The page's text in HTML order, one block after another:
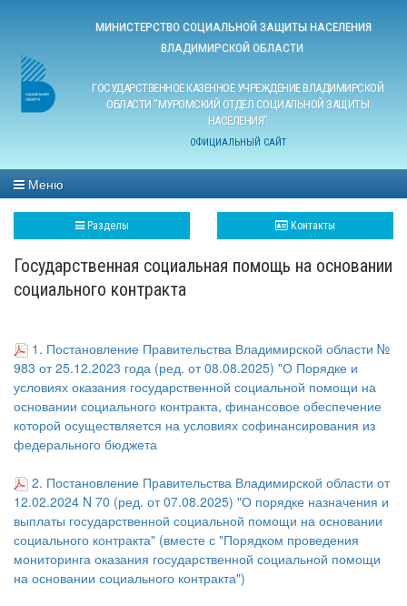
МИНИСТЕРСТВО СОЦИАЛЬНОЙ ЗАЩИТЫ НАСЕЛЕНИЯ
ВЛАДИМИРСКОЙ ОБЛАСТИ
ГОСУДАРСТВЕННОЕ КАЗЕННОЕ УЧРЕЖДЕНИЕ ВЛАДИМИРСКОЙ
ОБЛАСТИ "МУРОМСКИЙ ОТДЕЛ СОЦИАЛЬНОЙ ЗАЩИТЫ
НАСЕЛЕНИЯ"
ОФИЦИАЛЬНЫЙ САЙТ
Меню
Разделы Контакты
Государственная социальная помощь на основании
социального контракта
1. Постановление Правительства Владимирской области №
983 от 25.12.2023 года (ред. от 08.08.2025) "О Порядке и
условиях оказания государственной социальной помощи на
основании социального контракта, финансовое обеспечение
которой осуществляется на условиях софинансирования из
федерального бюджета
2. Постановление Правительства Владимирской области от
12.02.2024 N 70 (ред. от 07.08.2025) "О порядке назначения и
выплаты государственной социальной помощи на основании
социального контракта" (вместе с "Порядком проведения
мониторинга оказания государственной социальной помощи
на основании социального контракта")